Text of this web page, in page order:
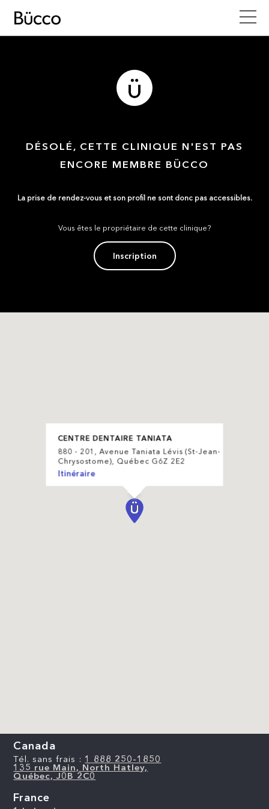
DÉSOLÉ, CETTE CLINIQUE N'EST PAS
ENCORE MEMBRE BÜCCO
La prise de rendez-vous et son profil ne sont donc pas accessibles.
Vous êtes le propriétaire de cette clinique?
Inscription
CENTRE DENTAIRE TANIATA
880 - 201, Avenue Taniata Lévis (St-Jean-
Chrysostome), Québec G6Z 2E2
Itinéraire
Canada
Tél. sans frais : 1 888 250-1850
135 rue Main, North Hatley,
Québec, J0B 2C0
France